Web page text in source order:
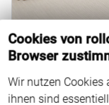
Cookies von
Browser
Wir nutzen Cookies
ihnen sind